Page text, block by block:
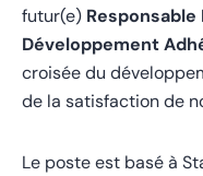
futur(e)
Développement
croisée du
de la satisfaction de
Le poste est basé à